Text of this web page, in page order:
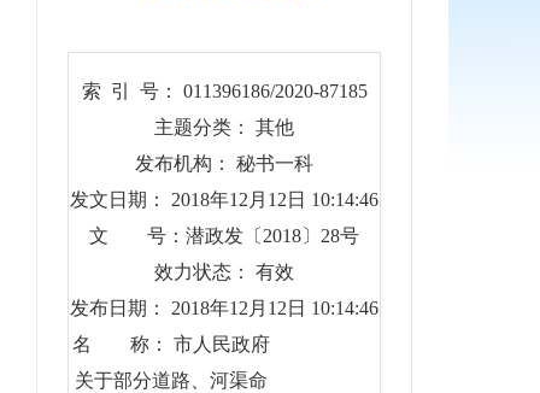
索 引 号： 011396186/2020-87185
主题分类： 其他
发布机构： 秘书一科
发文日期： 2018年12月12日 10:14:46
文 号：潜政发〔2018〕28号
效力状态： 有效
发布日期： 2018年12月12日 10:14:46
名 称： 市人民政府
关于部分道路、河渠命